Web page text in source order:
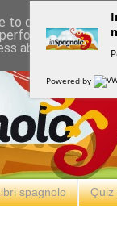
spagnolo Quiz
to deliver its
and
abuse.
Powered by